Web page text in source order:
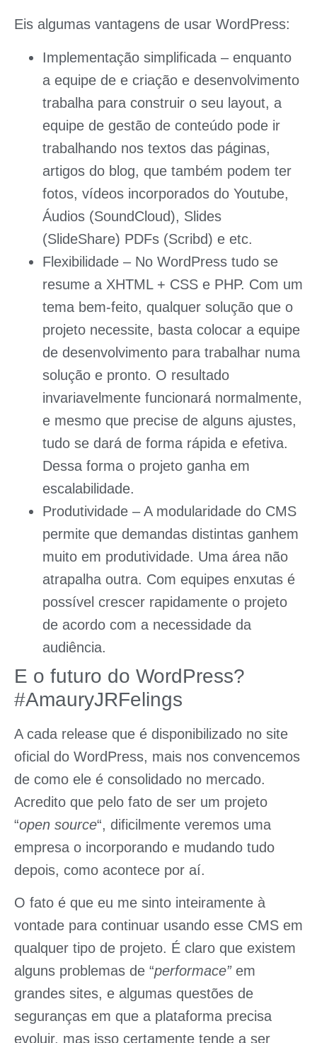
Eis algumas vantagens de usar WordPress:
Implementação simplificada – enquanto
a equipe de e criação e desenvolvimento
trabalha para construir o seu layout, a
equipe de gestão de conteúdo pode ir
trabalhando nos textos das páginas,
artigos do blog, que também podem ter
fotos, vídeos incorporados do Youtube,
Áudios (SoundCloud), Slides
(SlideShare) PDFs (Scribd) e etc.
Flexibilidade – No WordPress tudo se
resume a XHTML + CSS e PHP. Com um
tema bem-feito, qualquer solução que o
projeto necessite, basta colocar a equipe
de desenvolvimento para trabalhar numa
solução e pronto. O resultado
invariavelmente funcionará normalmente,
e mesmo que precise de alguns ajustes,
tudo se dará de forma rápida e efetiva.
Dessa forma o projeto ganha em
escalabilidade.
Produtividade – A modularidade do CMS
permite que demandas distintas ganhem
muito em produtividade. Uma área não
atrapalha outra. Com equipes enxutas é
possível crescer rapidamente o projeto
de acordo com a necessidade da
audiência.
E o futuro do WordPress?
#AmauryJRFelings
A cada release que é disponibilizado no site
oficial do WordPress, mais nos convencemos
de como ele é consolidado no mercado.
Acredito que pelo fato de ser um projeto
“open source“, dificilmente veremos uma
empresa o incorporando e mudando tudo
depois, como acontece por aí.
O fato é que eu me sinto inteiramente à
vontade para continuar usando esse CMS em
qualquer tipo de projeto. É claro que existem
alguns problemas de “performace”em
grandes sites, e algumas questões de
seguranças em que a plataforma precisa
evoluir, mas isso certamente tende a ser